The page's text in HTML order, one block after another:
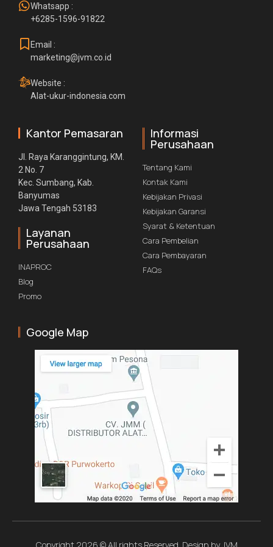
Whatsapp :
+6285-1596-91822
Email :
marketing@jvm.co.id
Website :
Alat-ukur-indonesia.com
Kantor Pemasaran
Jl. Raya Karanggintung, KM.
2 No. 7
Kec. Sumbang, Kab.
Banyumas
Jawa Tengah 53183
Layanan
Perusahaan
INAPROC
Blog
Promo
Informasi
Perusahaan
Tentang Kami
Kontak Kami
Kebijakan Privasi
Kebijakan Garansi
Syarat & Ketentuan
Cara Pembelian
Cara Pembayaran
FAQs
Google Map